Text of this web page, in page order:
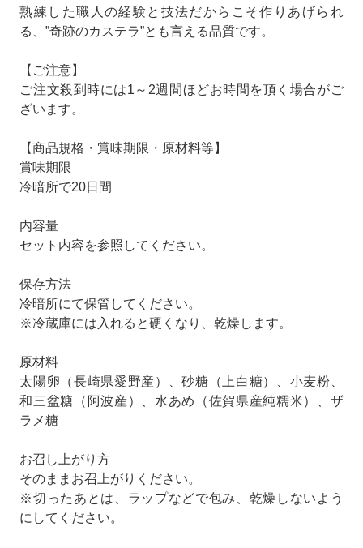
熟練した職人の経験と技法だからこそ作りあげられ
る、”奇跡のカステラ”とも言える品質です。
【ご注意】
ご注文殺到時には1～2週間ほどお時間を頂く場合がご
ざいます。
【商品規格・賞味期限・原材料等】
賞味期限
冷暗所で20日間
内容量
セット内容を参照してください。
保存方法
冷暗所にて保管してください。
※冷蔵庫には入れると硬くなり、乾燥します。
原材料
太陽卵（長崎県愛野産）、砂糖（上白糖）、小麦粉、
和三盆糖（阿波産）、水あめ（佐賀県産純糯米）、ザ
ラメ糖
お召し上がり方
そのままお召上がりください。
※切ったあとは、ラップなどで包み、乾燥しないよう
にしてください。